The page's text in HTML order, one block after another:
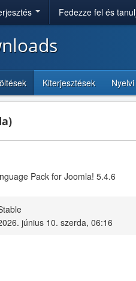
Fedezze fel és
Kiterjesztések
Pack for Joomla! 5.4.6
június 10. szerda, 06:16